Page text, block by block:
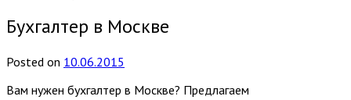
Бухгалтер в Москве
Posted on 10.06.2015
Вам нужен бухгалтер в Москве? Предлагаем